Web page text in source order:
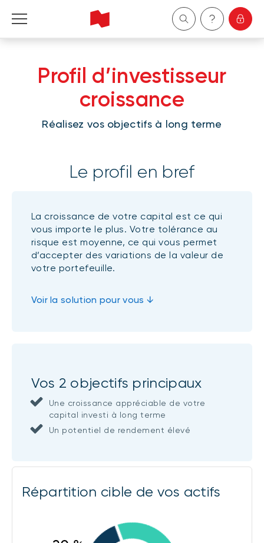
Entreprises
Gestion de patrimoine
English
Profil d’investisseur
croissance
Réalisez vos objectifs à long terme
Le profil en bref
La croissance de votre capital est ce qui
vous importe le plus. Votre tolérance au
risque est moyenne, ce qui vous permet
d’accepter des variations de la valeur de
votre portefeuille.
Voir la solution pour vous ↓
Vos 2 objectifs principaux
Une croissance appréciable de votre
capital investi à long terme
Un potentiel de rendement élevé
Répartition cible de vos actifs